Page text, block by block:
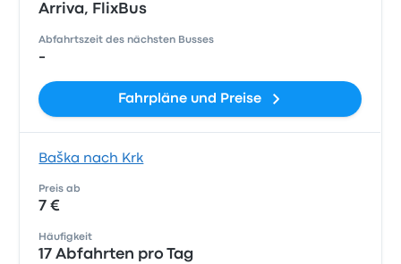
Arriva, FlixBus
Abfahrtszeit des nächsten Busses
-
Fahrpläne und Preise
Baška nach Krk
Preis ab
7 €
Häufigkeit
17 Abfahrten pro Tag